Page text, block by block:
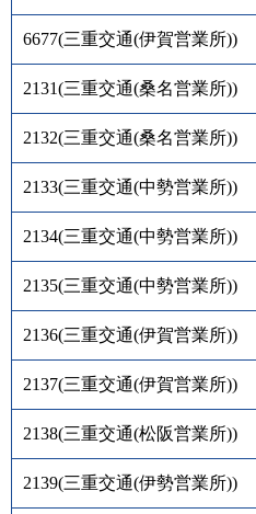
6677(三重交通(伊賀営業所))
2131(三重交通(桑名営業所))
2132(三重交通(桑名営業所))
2133(三重交通(中勢営業所))
2134(三重交通(中勢営業所))
2135(三重交通(中勢営業所))
2136(三重交通(伊賀営業所))
2137(三重交通(伊賀営業所))
2138(三重交通(松阪営業所))
2139(三重交通(伊勢営業所))